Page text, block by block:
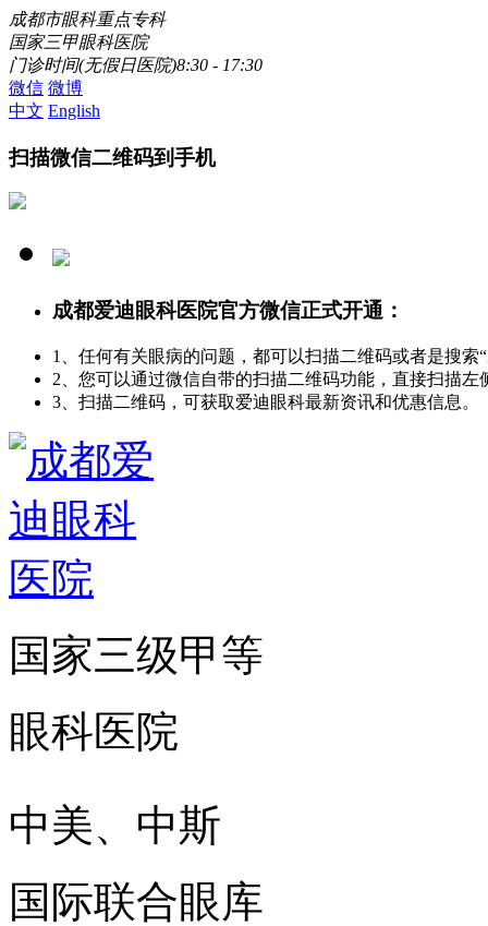
成都市眼科重点专科
国家三甲眼科医院
门诊时间(无假日医院)8:30 - 17:30
微信 微博
中文 English
扫描微信二维码到手机
成都爱迪眼科医院官方微信正式开通：
1、任何有关眼病的问题，都可以扫描二维码或者是搜索
2、您可以通过微信自带的扫描二维码功能，直接扫描左
3、扫描二维码，可获取爱迪眼科最新资讯和优惠信息。
国家三级甲等
眼科医院
中美、中斯
国际联合眼库